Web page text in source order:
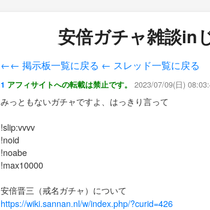
安倍ガチャ雑談in
←← 掲示板一覧に戻る ← スレッド一覧に戻る
1 アフィサイトへの転載は禁止です。 2023/07/09(日)
みっともないガチャですよ、はっきり言って
!slip:vvvv
!noid
!noabe
!max10000
安倍晋三（戒名ガチャ）について
https://wiki.sannan.nl/w/index.php/?curid=426